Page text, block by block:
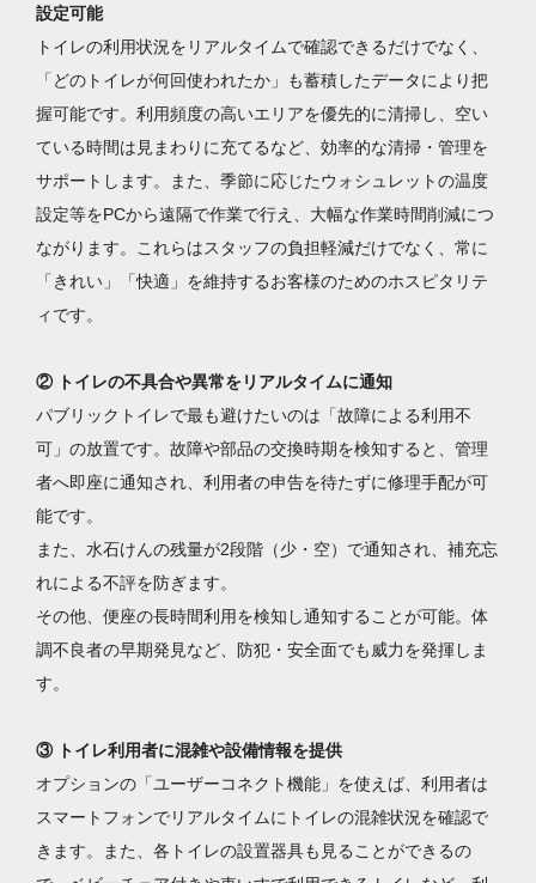
設定可能
トイレの利用状況をリアルタイムで確認できるだけでなく、
「どのトイレが何回使われたか」も蓄積したデータにより把
握可能です。利用頻度の高いエリアを優先的に清掃し、空い
ている時間は見まわりに充てるなど、効率的な清掃・管理を
サポートします。また、季節に応じたウォシュレットの温度
設定等をPCから遠隔で作業で行え、大幅な作業時間削減につ
ながります。これらはスタッフの負担軽減だけでなく、常に
「きれい」「快適」を維持するお客様のためのホスピタリテ
ィです。
② トイレの不具合や異常をリアルタイムに通知
パブリックトイレで最も避けたいのは「故障による利用不
可」の放置です。故障や部品の交換時期を検知すると、管理
者へ即座に通知され、利用者の申告を待たずに修理手配が可
能です。
また、水石けんの残量が2段階（少・空）で通知され、補充忘
れによる不評を防ぎます。
その他、便座の長時間利用を検知し通知することが可能。体
調不良者の早期発見など、防犯・安全面でも威力を発揮しま
す。
③ トイレ利用者に混雑や設備情報を提供
オプションの「ユーザーコネクト機能」を使えば、利用者は
スマートフォンでリアルタイムにトイレの混雑状況を確認で
きます。また、各トイレの設置器具も見ることができるの